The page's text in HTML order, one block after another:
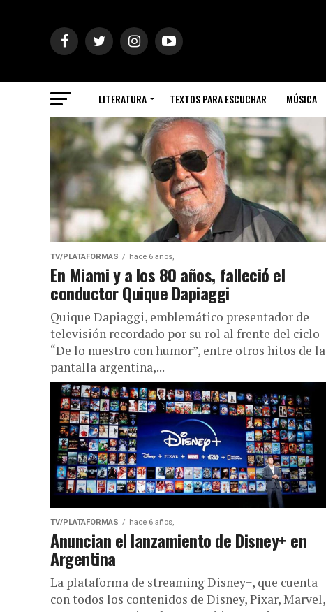
LITERATURA TEXTOS PARA ESCUCHAR MÚSICA
TV/PLATAFORMAS hace 6 años,
En Miami y a los 80 años, falleció el
conductor Quique Dapiaggi
Quique Dapiaggi, emblemático presentador de
televisión recordado por su rol al frente del ciclo
“De lo nuestro con humor”, entre otros hitos de la
pantalla argentina,...
TV/PLATAFORMAS hace 6 años,
Anuncian el lanzamiento de Disney+ en
Argentina
La plataforma de streaming Disney+, que cuenta
con todos los contenidos de Disney, Pixar, Marvel,